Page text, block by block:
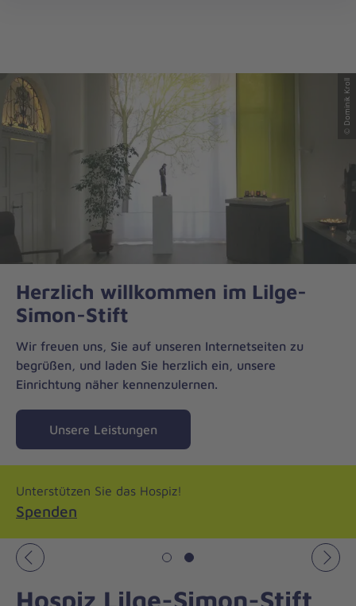
© Dominik Kroll
Herzlich willkommen im Lilge-
Simon-Stift
Wir freuen uns, Sie auf unseren Internetseiten zu
begrüßen, und laden Sie herzlich ein, unsere
Einrichtung näher kennenzulernen.
Unsere Leistungen
Unterstützen Sie das Hospiz!
Spenden
Vorheriges
Hospiz Lilge-Simon-Stift